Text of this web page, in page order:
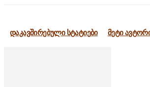
დაკავშირებული სტატიები მეტი